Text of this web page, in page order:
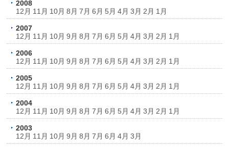
2008
12月 11月 10月 8月 7月 6月 5月 4月 3月 2月 1月
2007
12月 11月 10月 9月 8月 7月 6月 5月 4月 3月 2月 1月
2006
12月 11月 10月 9月 8月 7月 6月 5月 4月 3月 2月 1月
2005
12月 11月 10月 9月 8月 7月 6月 5月 4月 3月 2月 1月
2004
12月 11月 10月 9月 8月 7月 6月 5月 4月 3月 2月 1月
2003
12月 11月 10月 9月 8月 7月 6月 4月 3月